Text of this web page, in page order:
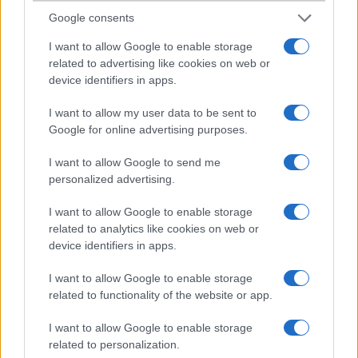
Google consents
I want to allow Google to enable storage
related to advertising like cookies on web or
device identifiers in apps.
I want to allow my user data to be sent to
Google for online advertising purposes.
I want to allow Google to send me
personalized advertising.
I want to allow Google to enable storage
related to analytics like cookies on web or
device identifiers in apps.
I want to allow Google to enable storage
related to functionality of the website or app.
I want to allow Google to enable storage
related to personalization.
Az árát még mindíg nem tudom,mert senki nem írja sehol!Csak egy
kérdésem van: Mennyi?
volkov
2002-12-10 3:45:06 AM
szerintem jo
sanme
2002-12-11 6:59:59 PM
Bravotel - br. 79900.-
szablaco
2002-12-12 10:55:06 PM